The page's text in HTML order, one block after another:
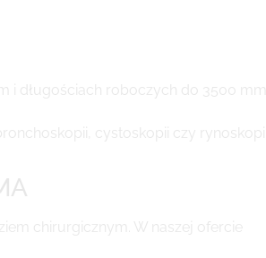
i długościach roboczych do 3500 mm.
cystoskopii czy rynoskopii
chirurgicznym. W naszej ofercie